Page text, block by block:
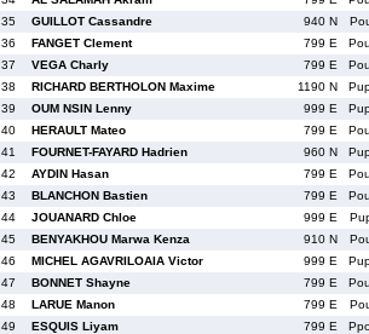
35
GUILLOT Cassandre 940 N
36
FANGET Clement 799 E
37
VEGA Charly 799 E
38
RICHARD BERTHOLON Maxime 1190 N
39
OUM NSIN Lenny 999 E
40
HERAULT Mateo 799 E
41
FOURNET-FAYARD Hadrien 960 N
42
AYDIN Hasan 799 E
43
BLANCHON Bastien 799 E
44
JOUANARD Chloe 999 E
45
BENYAKHOU Marwa Kenza 910 N
46
MICHEL AGAVRILOAIA Victor 999 E
47
BONNET Shayne 799 E
48
LARUE Manon 799 E
49
ESQUIS Liyam 799 E